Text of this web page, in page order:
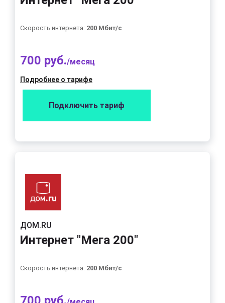
Скорость интернета: 200 Мбит/с
700 руб./месяц
Подробнее о тарифе
Подключить тариф
ДОМ.RU
Интернет "Мега 200"
Скорость интернета: 200 Мбит/с